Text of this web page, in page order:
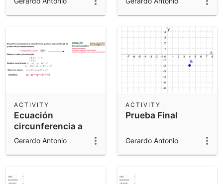
Gerardo
Ecuación
circunferencia a
partir de sus
ACTIVITY
Gerardo Antonio
Prueba Final
ACTIVITY
Gerardo Antonio